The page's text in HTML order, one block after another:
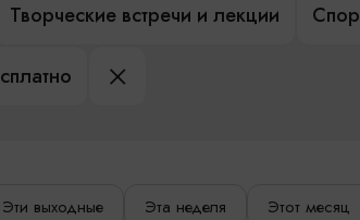
Творческие встречи и лекции
Эти выходные Эта неделя Этот месяц